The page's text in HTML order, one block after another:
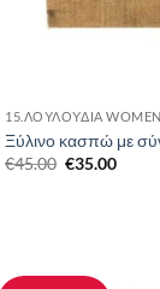
15.ΛΟΥΛΟΎΔΙΑ
Ξύλινο κασπώ με
€45.00 Original
€35.00Η